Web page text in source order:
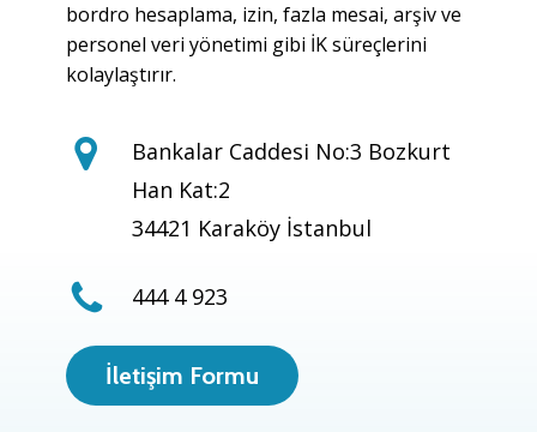
bordro hesaplama, izin, fazla mesai, arşiv ve
personel veri yönetimi gibi İK süreçlerini
kolaylaştırır.
Bankalar Caddesi No:3 Bozkurt
Han Kat:2
34421 Karaköy İstanbul
444 4 923
İletişim Formu